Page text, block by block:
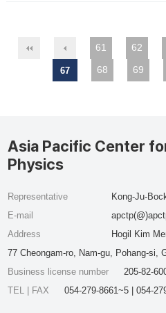
61 62
67 68 69
Asia Pacific Center
Physics
Representative
Kong-Ju-
E-mail
Address
Hogil Kim
77 Cheongam-ro, Nam-gu, Pohang-si,
Business license number
205-82-
TEL | FAX
054-279-8661~5 | 054-